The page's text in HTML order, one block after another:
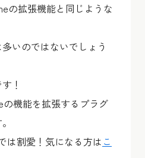
の拡張機能と同じような
いのではないでしょう
！
の機能を拡張するプラグ
は割愛！気になる方は こ